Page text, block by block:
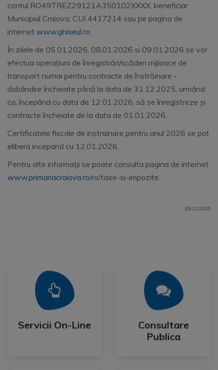
contul RO49TREZ29121A350102XXXX, beneficiar
Municipiul Craiova, CUI 4417214 sau pe pagina de
internet www.ghiseul.ro.
În zilele de 05.01.2026, 08.01.2026 si 09.01.2026 se vor
efectua operațiuni de înregistrări/scăderi mijloace de
transport numai pentru contracte de înstrăinare -
dobândire încheiate până la data de 31.12.2025, urmând
ca, începând cu data de 12.01.2026, să se înregistreze și
contracte încheiate de la data de 01.01.2026.
Certificatele fiscale de instrainare pentru anul 2026 se pot
elibera incepand cu 12.01.2026.
Pentru alte informaţii se poate consulta pagina de internet
www.primariacraiova.ro/ro/taxe-si-impozite.
29/12/2025
Servicii On-Line
Servicii On-Line
Mai Mult
Consultare
Publica
Consultare
Publica
Mai Mult